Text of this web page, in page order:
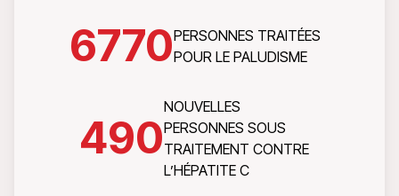
6770PERSONNES TRAITÉES
POUR LE PALUDISME
490
NOUVELLES
PERSONNES SOUS
TRAITEMENT CONTRE
L’HÉPATITE C